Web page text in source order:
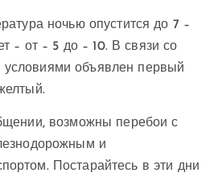
ночью опустится до 7 –
– от – 5 до – 10. В связи со
объявлен первый
возможны перебои с
и
Постарайтесь в эти дни